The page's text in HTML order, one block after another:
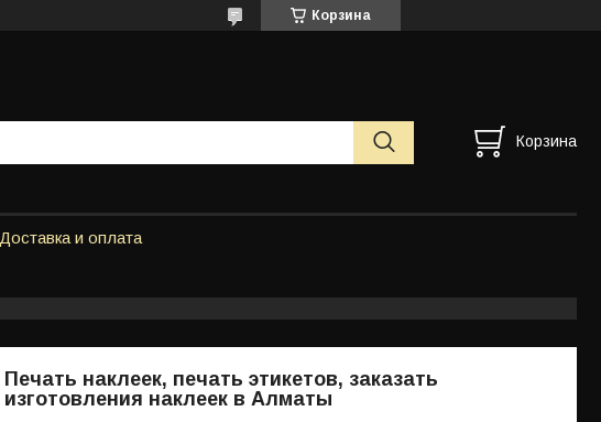
Корзина
Корзина
Доставка и оплата
Печать наклеек, печать этикетов, заказать
изготовления наклеек в Алматы